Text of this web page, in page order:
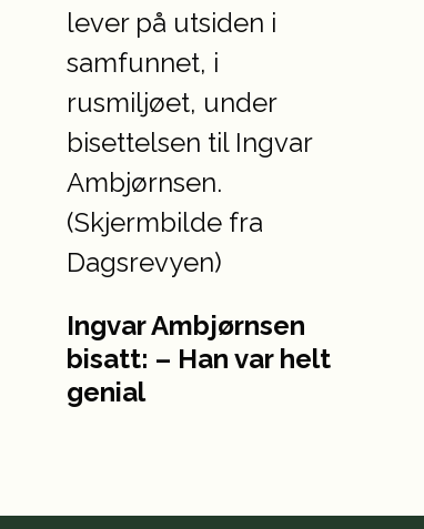
Ingvar Ambjørnsen
bisatt: – Han var helt
genial